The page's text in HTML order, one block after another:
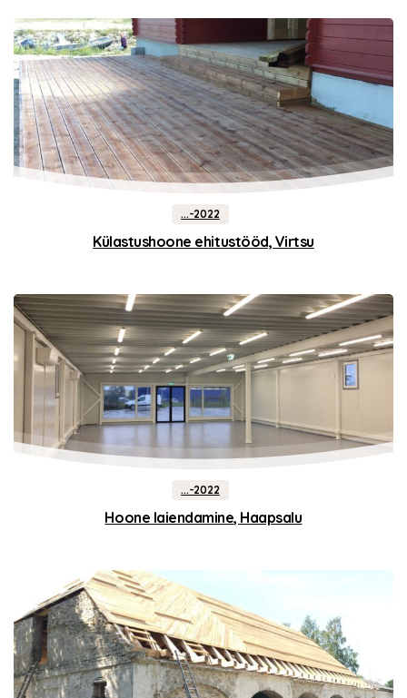
...-2022
Külastushoone ehitustööd, Virtsu
...-2022
Hoone laiendamine, Haapsalu